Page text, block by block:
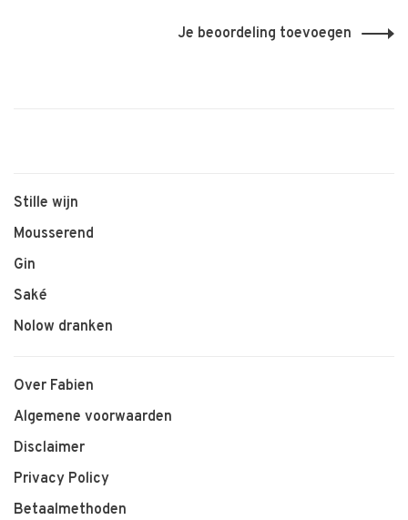
Je beoordeling toevoegen
Stille wijn
Mousserend
Gin
Saké
Nolow dranken
Over Fabien
Algemene voorwaarden
Disclaimer
Privacy Policy
Betaalmethoden